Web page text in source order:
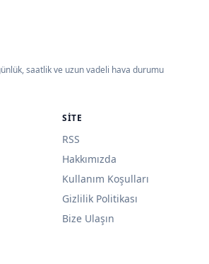
saatlik ve uzun vadeli hava durumu
SITE
RSS
Hakkımızda
Kullanım Koşulları
Gizlilik Politikası
Bize Ulaşın